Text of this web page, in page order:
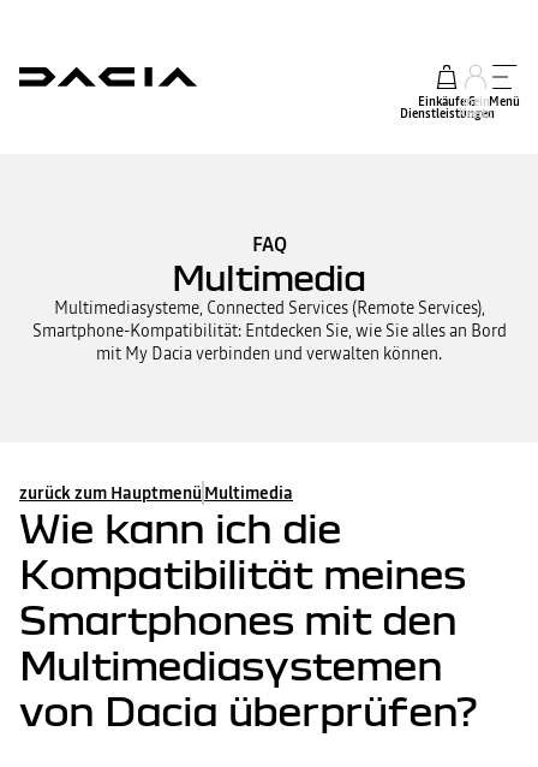
Einkäufe &
Dienstleistungen
mein
Konto
Menü
FAQ
Multimedia
Multimediasysteme, Connected Services (Remote Services),
Smartphone-Kompatibilität: Entdecken Sie, wie Sie alles an Bord
mit My Dacia verbinden und verwalten können.
zurück zum Hauptmenü Multimedia
Wie kann ich die
Kompatibilität meines
Smartphones mit den
Multimediasystemen
von Dacia überprüfen?